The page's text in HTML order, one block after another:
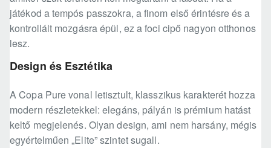
játékod a tempós passzokra, a finom első érintésre és a
kontrollált mozgásra épül, ez a foci cipő nagyon otthonos
lesz.
Design és Esztétika
A Copa Pure vonal letisztult, klasszikus karakterét hozza
modern részletekkel: elegáns, pályán is prémium hatást
keltő megjelenés. Olyan design, ami nem harsány, mégis
egyértelműen „Elite” szintet sugall.